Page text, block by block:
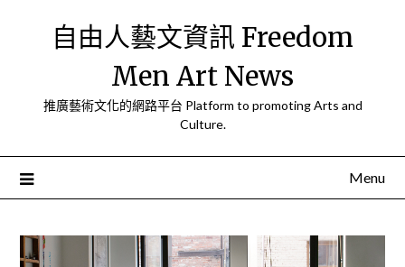
自由人藝文資訊 Freedom
Men Art News
推廣藝術文化的網路平台 Platform to promoting Arts and
Culture.
Menu